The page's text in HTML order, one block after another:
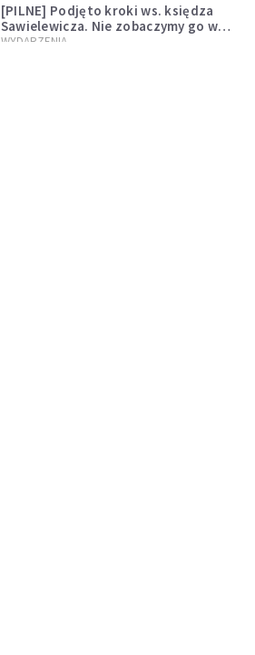
[PILNE] Podjęto kroki ws. księdza
Sawielewicza. Nie zobaczymy go w
mediach
WYDARZENIA